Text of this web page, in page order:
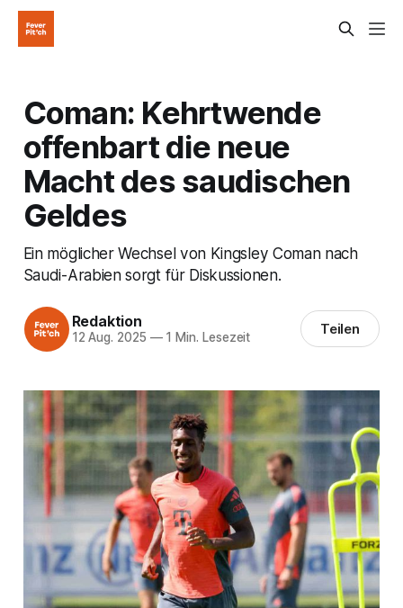
Coman: Kehrtwende
offenbart die neue
Macht des saudischen
Geldes
Ein möglicher Wechsel von Kingsley Coman nach
Saudi-Arabien sorgt für Diskussionen.
Redaktion
12 Aug. 2025 —1 Min. Lesezeit Teilen